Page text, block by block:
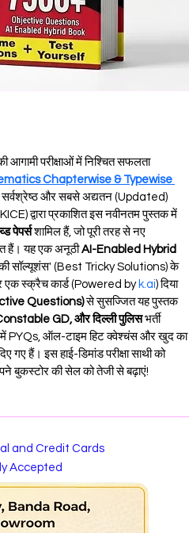
आगामी परीक्षाओं में निश्चित सफलता
Chapterwise & Typewise
सर्वश्रेष्ठ और सबसे अद्यतन (Updated)
द्वारा प्रकाशित इस नवीनतम पुस्तक में
पेपर्स शामिल हैं, जो पूरी तरह से नए
हैं। यह एक अनूठी AI-Enabled Hybrid
सॉल्यूशंस' (Best Tricky Solutions) के
एक स्क्रैच कार्ड (Powered by k.ai) दिया
Questions) से सुसज्जित यह पुस्तक
GD, और दिल्ली पुलिस भर्ती
PYQs, ऑल-टाइम हिट क्वेश्चंस और खुद का
हैं। इस हाई-डिमांड परीक्षा साथी को
बुकस्टोर की सेल को तेजी से बढ़ाएं!
and Credit Cards
Accepted